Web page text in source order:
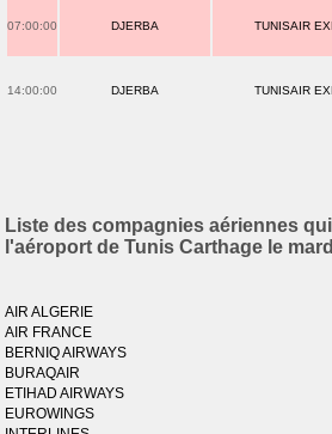
07:00:00 DJERBA TUNISAIR
14:00:00 DJERBA TUNISAIR
Liste des compagnies aériennes
l'aéroport de Tunis Carthage le
AIR ALGERIE
AIR FRANCE
BERNIQ AIRWAYS
BURAQAIR
ETIHAD AIRWAYS
EUROWINGS